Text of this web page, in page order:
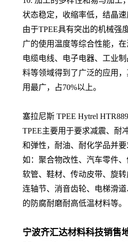
状态稳定，收缩率低，结晶速
由于TPEE具有突出的机械强
广的使用温度等综合性能，在
电缆电线、电子电器、工业
料等领域得到了广泛的应用
用最广，占70%以上。
塞拉尼斯 TPEE Hytrel
TPEE主要用于要求减震、耐
和弹性，耐油、耐化学品并要
如：聚合物改性、汽车零件
软管、鞋材、传动皮带、旋
连轴节、消音齿轮、电梯滑
的防腐耐磨耐高低温材料等。
宁波齐汇达材料科技销售